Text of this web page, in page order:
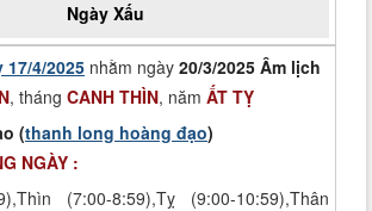
Ngày Xấu
17/4/2025 nhằm ngày 20/3/2025 Âm lịch
, tháng CANH THÌN, năm ẤT TỴ
(thanh long hoàng đạo)
NGÀY :
(7:00-8:59),Tỵ (9:00-10:59),Thân